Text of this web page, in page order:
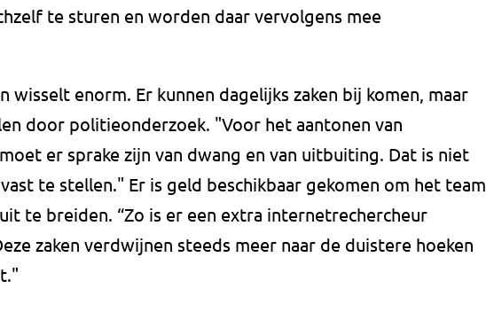
te sturen en worden daar vervolgens mee
wisselt enorm. Er kunnen dagelijks zaken bij komen, maar
door politieonderzoek. "Voor het aantonen van
er sprake zijn van dwang en van uitbuiting. Dat is niet
te stellen." Er is geld beschikbaar gekomen om het team
te breiden. “Zo is er een extra internetrechercheur
zaken verdwijnen steeds meer naar de duistere hoeken